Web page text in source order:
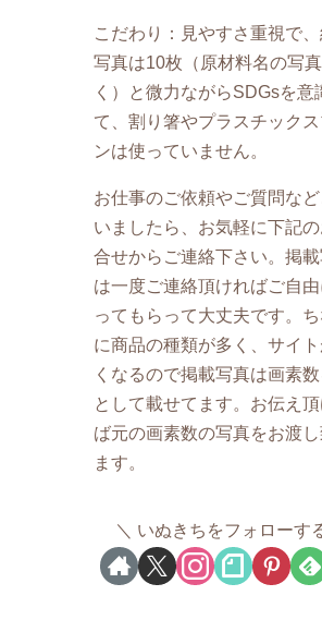
こだわり：見やすさ重視で
写真は10枚（原材料名の写
く）と微力ながらSDGsを意
て、割り箸やプラスチック
ンは使っていません。
お仕事のご依頼やご質問な
いましたら、お気軽に下記
合せからご連絡下さい。掲
は一度ご連絡頂ければご自
ってもらって大丈夫です。
に商品の種類が多く、サイ
くなるので掲載写真は画素
として載せてます。お伝え
ば元の画素数の写真をお渡し
ます。
いぬきちをフォローす